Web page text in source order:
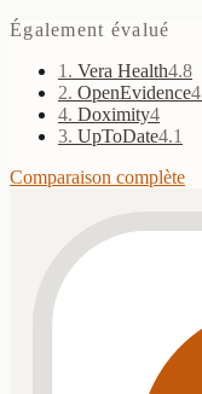
Également évalué
1 . Vera Health4.8
2. OpenEvidence
4. Doximity4
3. UpToDate4.1
Comparaison complète